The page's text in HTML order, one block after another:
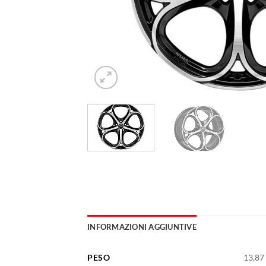
INFORMAZIONI AGGIUNTIVE
PESO 13,87